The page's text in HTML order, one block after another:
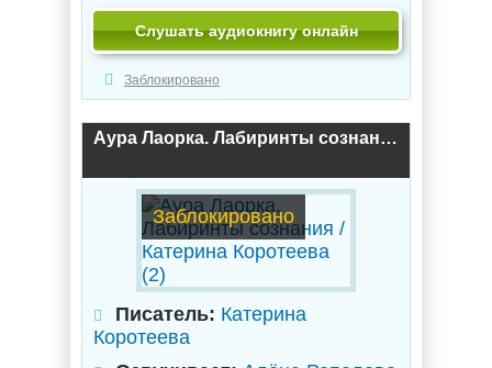
Слушать аудиокнигу онлайн
Заблокировано
Аура Лаорка. Лабиринты сознания / Катерина Коротеева (2)
Заблокировано
Писатель: Катерина
Коротеева